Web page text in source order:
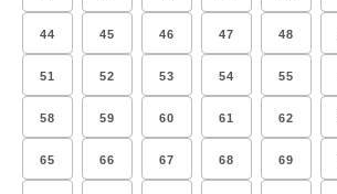
44 45 46 47 48
51 52 53 54 55
58 59 60 61 62
65 66 67 68 69